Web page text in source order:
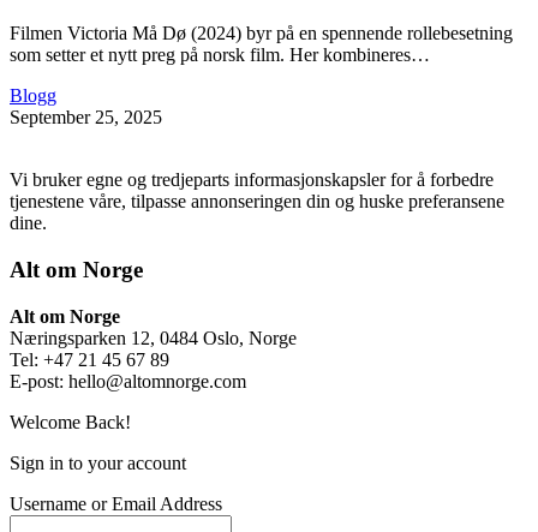
Filmen Victoria Må Dø (2024) byr på en spennende rollebesetning
som setter et nytt preg på norsk film. Her kombineres…
Blogg
September 25, 2025
Vi bruker egne og tredjeparts informasjonskapsler for å forbedre
tjenestene våre, tilpasse annonseringen din og huske preferansene
dine.
Alt om Norge
Alt om Norge
Næringsparken 12, 0484 Oslo, Norge
Tel: +47 21 45 67 89
E-post: hello@altomnorge.com
Welcome Back!
Sign in to your account
Username or Email Address